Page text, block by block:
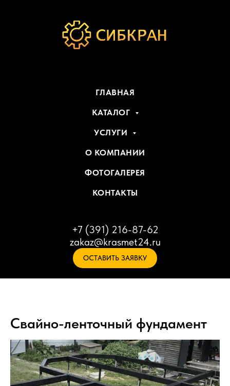
ГЛАВНАЯ
КАТАЛОГ
УСЛУГИ
О КОМПАНИИ
ФОТОГАЛЕРЕЯ
КОНТАКТЫ
+7 (391) 216-87-62
zakaz@krasmet24.ru
ОСТАВИТЬ ЗАЯВКУ
Свайно-ленточный фундамент